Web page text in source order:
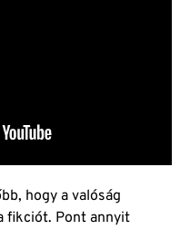
hogy a valóság
fikciót. Pont annyit